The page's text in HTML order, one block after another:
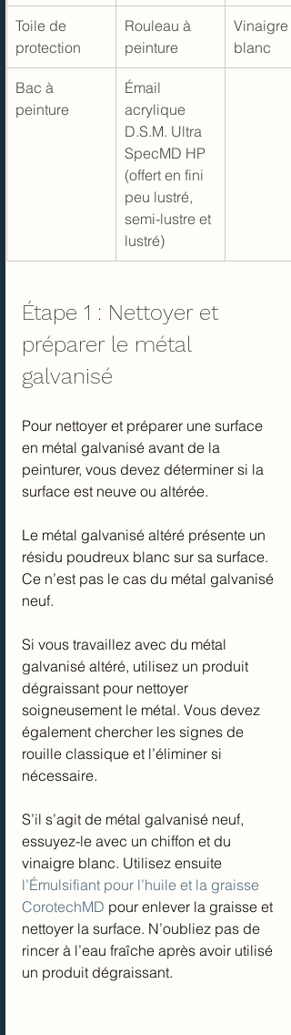
Toile de
protection
Rouleau à
peinture
Vinaigre
blanc
Bac à
peinture
Émail
acrylique
D.S.M. Ultra
SpecMD HP
(offert en fini
peu lustré,
semi-lustre et
lustré)
Étape 1 : Nettoyer et
préparer le métal
galvanisé
Pour nettoyer et préparer une surface
en métal galvanisé avant de la
peinturer, vous devez déterminer si la
surface est neuve ou altérée.
Le métal galvanisé altéré présente un
résidu poudreux blanc sur sa surface.
Ce n’est pas le cas du métal galvanisé
neuf.
Si vous travaillez avec du métal
galvanisé altéré, utilisez un produit
dégraissant pour nettoyer
soigneusement le métal. Vous devez
également chercher les signes de
rouille classique et l’éliminer si
nécessaire.
S’il s’agit de métal galvanisé neuf,
essuyez-le avec un chiffon et du
vinaigre blanc. Utilisez ensuite
l’Émulsifiant pour l’huile et la graisse
CorotechMD pour enlever la graisse et
nettoyer la surface. N’oubliez pas de
rincer à l’eau fraîche après avoir utilisé
un produit dégraissant.